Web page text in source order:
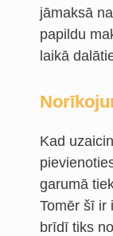
jāmaksā
papildu
laikā
Kad
garumā
Tomēr šī ir
brīdī tiks